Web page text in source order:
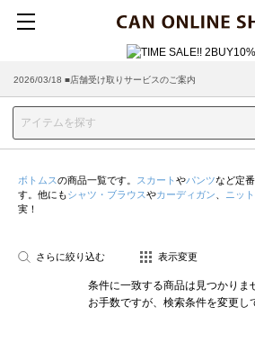
2026/03/18 ■店舗受け取りサービスのご案内
ボトムスの商品一覧です。 スカート やパンツなど定
す。他にもシャツ・ブラウスやカーディガン ニッ
実！
さらに絞り込む 表示変更
条件に一致する商品は見つかりま
お手数ですが、検索条件を変更し